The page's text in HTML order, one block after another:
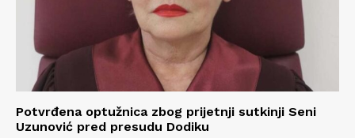
Potvrđena optužnica zbog prijetnji sutkinji Seni
Uzunović pred presudu Dodiku